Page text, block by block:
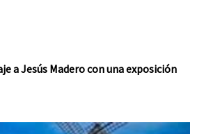
a Jesús Madero con una exposición